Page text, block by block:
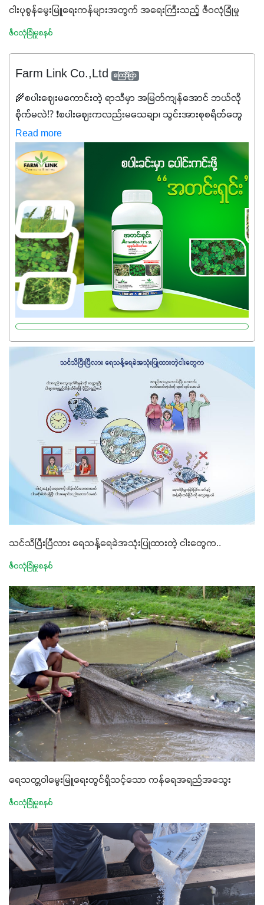
ငါးပုစွန်မွေးမြူရေးကန်များအတွက် အရေးကြီးသည့် ဇီဝလုံခြုံမှု
ဇီဝလုံခြုံမှုစနစ်
Farm Link Co.,Ltd ကြော်ငြာ
🌾စပါးဈေးမကောင်းတဲ့ ရာသီမှာ အမြတ်ကျန်အောင် ဘယ်လို
စိုက်မလဲ⁉️ ❗စပါးဈေးကလည်းမသေချာ၊ သွင်းအားစုစရိတ်တွေ
ကလည်း တက်နေတဲ့ဒီလိုအချိန်မှာ သွင်းအားစုဖိုးကို လျှော့ချပြီး
အထွက်နှုန်းကို ထိန်းထားနိုင်မှ ဦးကြီးတို့ အဆင်ပြေမှာနော် ✔️ဒါ
ကြောင့် ကိုယ်သုံးသမျှ ကိုယ့်အတွက်အကျိုးရစေမယ့်
အရည်အသွေးစိတ်ချရတဲ့ သွင်းအားစုပစ္စည်းတွေကိုပဲ ရွေးချယ်
သုံးသင့်ပါတယ်။
Read more
သင်သိပြီးပြီလား ရေသန့်ရေခဲအသုံးပြုထားတဲ့ ငါးတွေက..
ဇီဝလုံခြုံမှုစနစ်
ရေသတ္တဝါမွေးမြူရေးတွင်ရှိသင့်သော ကန်ရေအရည်အသွေး
ဇီဝလုံခြုံမှုစနစ်